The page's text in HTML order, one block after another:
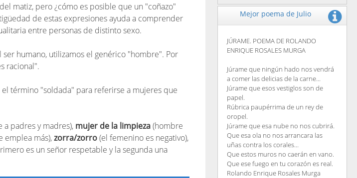
matiz, pero ¿cómo es posible que un "coñazo"
de estas expresiones ayuda a comprender
entre personas de distinto sexo.
humano, utilizamos el genérico "hombre". Por
racional".
término "soldada" para referirse a mujeres que
a padres y madres), mujer de la limpieza(hombre
emplea más),zorra/zorro(el femenino es negativo),
es un señor respetable y la segunda una
Mejor poema de Julio
JÚRAME. POEMA DE ROLANDO
ENRIQUE ROSALES MURGA
Júrame que ningún hado nos vendrá
a comer las delicias de la carne...
Júrame que esos vestiglos son de
papel.
Rúbrica paupérrima de un rey de
oropel.
Júrame que esa nube no nos cubrirá.
Que esa ola no nos arrancara las
uñas contra los corales...
Que estos muros no caerán en vano.
Que ese fuego en tu corazón es real.
Rolando Enrique Rosales Murga